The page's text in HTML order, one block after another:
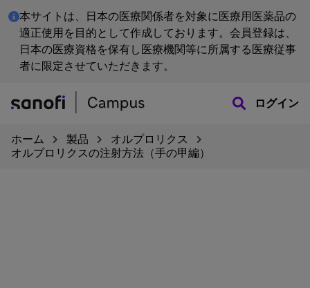
本サイトは、日本の医療関係者を対象に医療用医薬品の
適正使用を目的として作成しております。会員登録は、
日本の医療資格を保有し医療機関等に所属する医療従事
者に限定させていただきます。
ログイン
ホーム 製品
オルプロリクス
オルプロリクスの注射方法（手の甲編）